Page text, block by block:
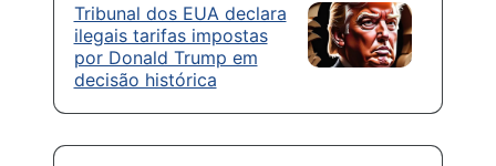
Tribunal dos EUA declara
ilegais tarifas impostas
por Donald Trump em
decisão histórica